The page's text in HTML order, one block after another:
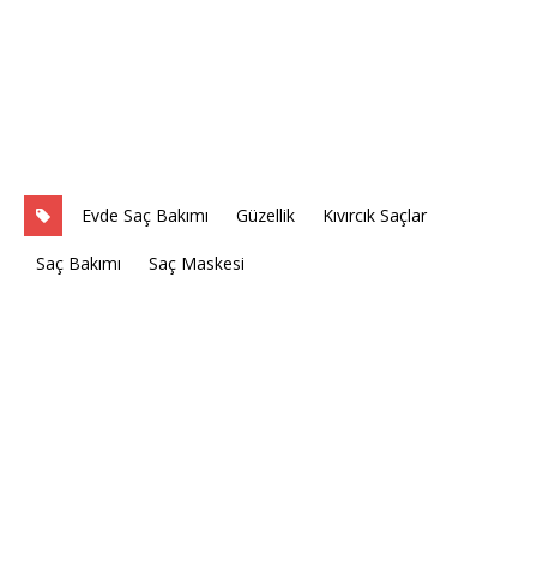
Evde Saç Bakımı Güzellik Kıvırcık Saçlar
Saç Bakımı Saç Maskesi